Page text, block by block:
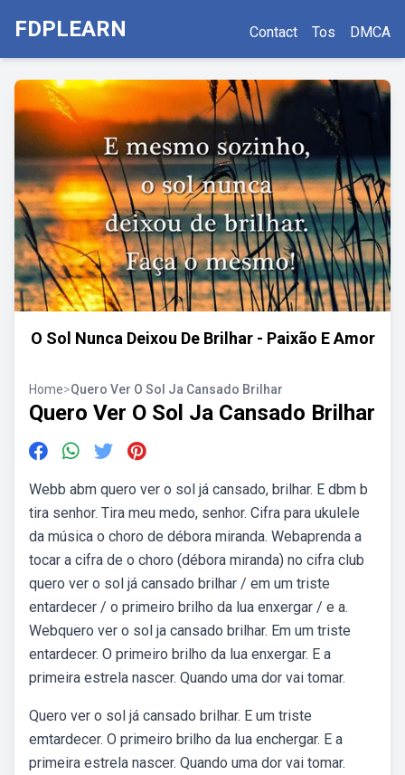
FDPLEARN Contact Tos DMCA
O Sol Nunca Deixou De Brilhar - Paixão E Amor
Home>Quero Ver O Sol Ja Cansado Brilhar
Quero Ver O Sol Ja Cansado Brilhar
Webb abm quero ver o sol já cansado, brilhar. E dbm b
tira senhor. Tira meu medo, senhor. Cifra para ukulele
da música o choro de débora miranda. Webaprenda a
tocar a cifra de o choro (débora miranda) no cifra club
quero ver o sol já cansado brilhar / em um triste
entardecer / o primeiro brilho da lua enxergar / e a.
Webquero ver o sol ja cansado brilhar. Em um triste
entardecer. O primeiro brilho da lua enxergar. E a
primeira estrela nascer. Quando uma dor vai tomar.
Quero ver o sol já cansado brilhar. E um triste
emtardecer. O primeiro brilho da lua enchergar. E a
primeira estrela nascer. Quando uma dor vai tomar.